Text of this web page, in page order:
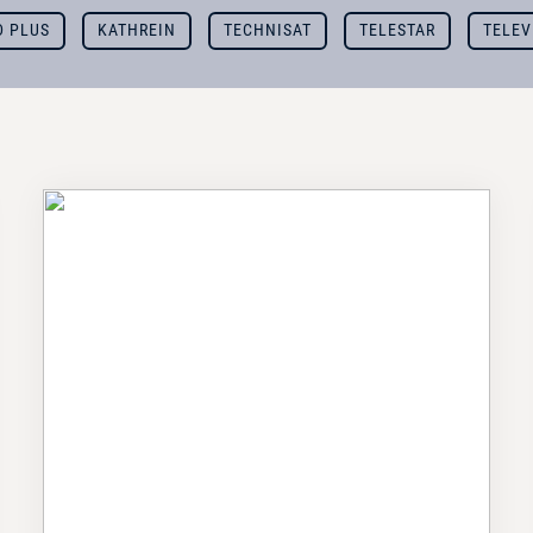
PLUS KATHREIN TECHNISAT TELESTAR